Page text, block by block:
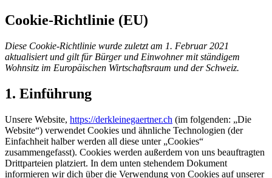
Cookie-Richtlinie (EU)
Diese Cookie-Richtlinie wurde zuletzt am 1. Februar 2021
aktualisiert und gilt für Bürger und Einwohner mit ständigem
Wohnsitz im Europäischen Wirtschaftsraum und der Schweiz.
1. Einführung
Unsere Website, https://derkleinegaertner.ch (im folgenden: „Die
Website“) verwendet Cookies und ähnliche Technologien (der
Einfachheit halber werden all diese unter „Cookies“
zusammengefasst). Cookies werden außerdem von uns beauftragten
Drittparteien platziert. In dem unten stehendem Dokument
informieren wir dich über die Verwendung von Cookies auf unserer